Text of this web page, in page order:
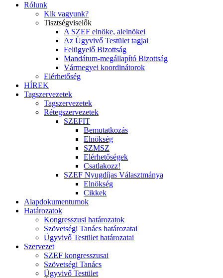
Rólunk
Kik vagyunk?
Tisztségviselők
A SZEF elnöke, alelnökei
Az Ügyvivő Testület tagjai
Felügyelő Bizottság
Mandátum-megállapító Bizottság
Vármegyei koordinátorok
Elérhetőség
HÍREK
Tagszervezetek
Tagszervezetek
Rétegszervezetek
SZEFIT
Bemutatkozás
Elnökség
SZMSZ
Elérhetőségek
Csatlakozz!
SZEF Nyugdíjas Választmánya
Elnökség
Cikkek
Alapdokumentumok
Határozatok
Kongresszusi határozatok
Szövetségi Tanács határozatai
Ügyvivő Testület határozatai
Szervezet
SZEF kongresszusai
Szövetségi Tanács
Ügyvivő Testület